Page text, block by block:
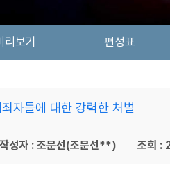
리보기 편성표
자들에 대한 강력한 처벌
작성자 : 조문선(조문선**) 조회 :